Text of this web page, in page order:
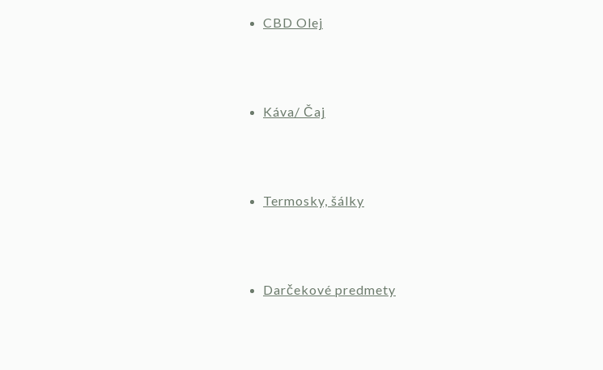
CBD Olej
Káva/ Čaj
Termosky, šálky
Darčekové predmety